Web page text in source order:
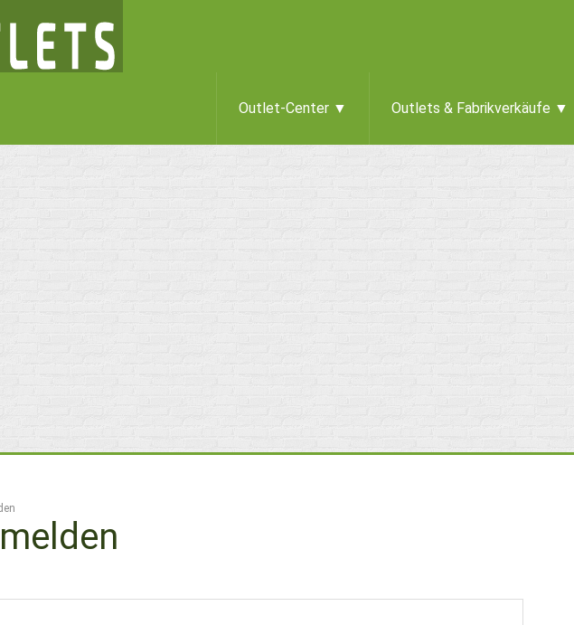
Outlet-Center ▼ Outlets & Fabrikverkäufe ▼